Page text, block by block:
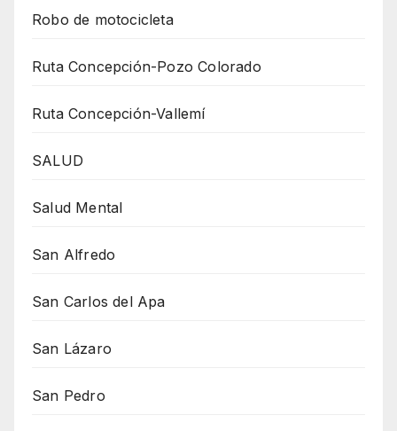
Robo de motocicleta
Ruta Concepción-Pozo Colorado
Ruta Concepción-Vallemí
SALUD
Salud Mental
San Alfredo
San Carlos del Apa
San Lázaro
San Pedro